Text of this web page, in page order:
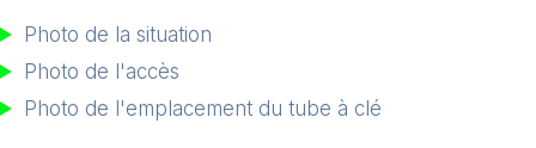
Photo de la situation
Photo de l'accès
Photo de l'emplacement du tube à clé